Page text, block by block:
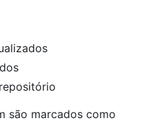
são marcados como